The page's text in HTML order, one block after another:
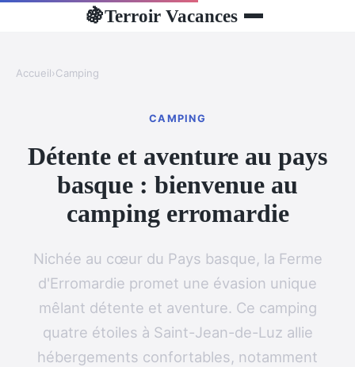
🍇Terroir Vacances
Accueil›Camping
CAMPING
Détente et aventure au pays
basque : bienvenue au
camping erromardie
Nichée au cœur du Pays basque, la Ferme
d'Erromardie promet une évasion unique
mêlant détente et aventure. Ce camping
quatre étoiles à Saint-Jean-de-Luz allie
hébergements confortables, notamment